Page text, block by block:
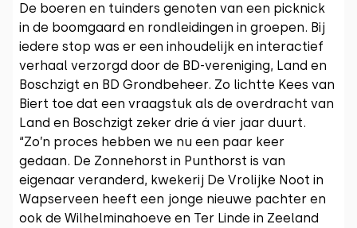
De boeren en tuinders genoten van een picknick
in de boomgaard en rondleidingen in groepen. Bij
iedere stop was er een inhoudelijk en interactief
verhaal verzorgd door de BD-vereniging, Land en
Boschzigt en BD Grondbeheer. Zo lichtte Kees van
Biert toe dat een vraagstuk als de overdracht van
Land en Boschzigt zeker drie á vier jaar duurt.
“Zo’n proces hebben we nu een paar keer
gedaan. De Zonnehorst in Punthorst is van
eigenaar veranderd, kwekerij De Vrolijke Noot in
Wapserveen heeft een jonge nieuwe pachter en
ook de Wilhelminahoeve en Ter Linde in Zeeland